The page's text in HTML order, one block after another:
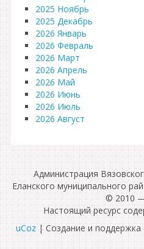
2025 Ноябрь
2025 Декабрь
2026 Январь
2026 Февраль
2026 Март
2026 Апрель
2026 Май
2026 Июнь
2026 Июль
2026 Август
Администрация
Еланского муниципального
© 2010
Настоящий ресурс
uCoz | Создание и поддержка